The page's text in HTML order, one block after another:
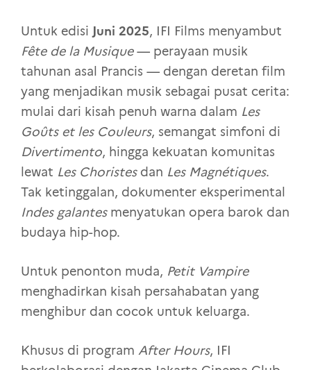
Untuk edisi Juni 2025, IFI Films menyambut
Fête de la Musique— perayaan musik
tahunan asal Prancis — dengan deretan film
yang menjadikan musik sebagai pusat cerita:
mulai dari kisah penuh warna dalam Les
Goûts et les Couleurs, semangat simfoni di
Divertimento, hingga kekuatan komunitas
lewat Les Choristesdan Les Magnétiques.
Tak ketinggalan, dokumenter eksperimental
Indes galantesmenyatukan opera barok dan
budaya hip-hop.
Untuk penonton muda, Petit Vampire
menghadirkan kisah persahabatan yang
menghibur dan cocok untuk keluarga.
Khusus di program After Hours, IFI